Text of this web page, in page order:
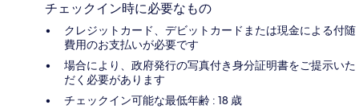
チェックイン時に必要なもの
クレジットカード、デビットカードまたは現金による付随
費用のお支払いが必要です
場合により、政府発行の写真付き身分証明書をご提示いた
だく必要があります
チェックイン可能な最低年齢 : 18 歳